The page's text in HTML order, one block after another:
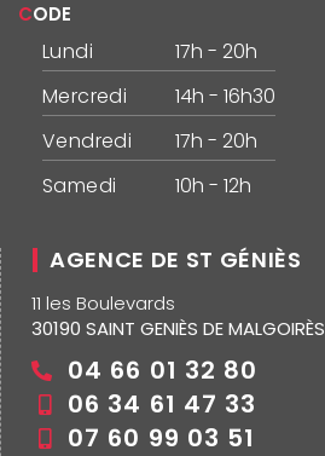
CODE
Lundi
17h - 20h
Mercredi
14h - 16h30
Vendredi
17h - 20h
Samedi
10h - 12h
AGENCE DE ST GÉNIÈS
11 les Boulevards
30190 SAINT GENIÈS DE MALGOIRÈS
04 66 01 32 80
06 34 61 47 33
07 60 99 03 51